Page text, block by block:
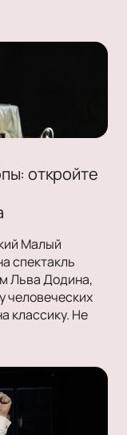
откройте
Малый
спектакль
Льва Додина,
человеческих
классику. Не